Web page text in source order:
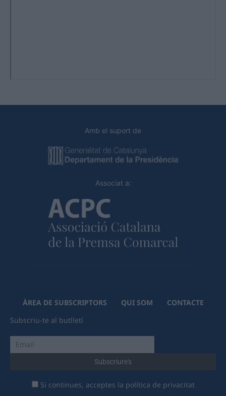
Amb el suport de
Associat a:
ÀREA DE SUBSCRIPTORS QUI SOM
CONTACTE
Subscriu-te al butlletí
Si continues, acceptes la política de privacitat